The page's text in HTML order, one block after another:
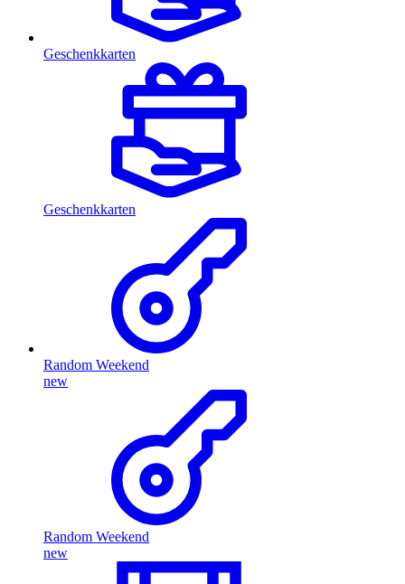
Geschenkkarten
Geschenkkarten
Random Weekend
new
Random Weekend
new